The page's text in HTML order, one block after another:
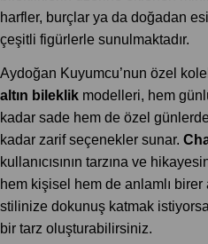
harfler, burçlar ya da doğadan
çeşitli figürlerle sunulmaktadır.
Aydoğan Kuyumcu’nun özel
altın bileklik modelleri, hem
kadar sade hem de özel günlerde
kadar zarif seçenekler sunar.
kullanıcısının tarzına ve
hem kişisel hem de anlamlı
stilinize dokunuş katmak
bir tarz oluşturabilirsiniz.